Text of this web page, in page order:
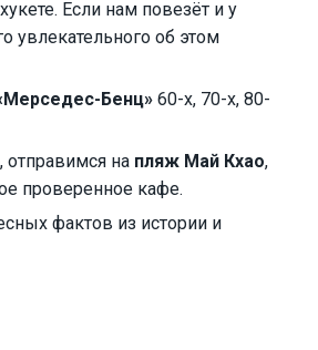
Если нам повезёт и у
увлекательного об этом
Бенц» 60-х, 70-х, 80-
на пляж Май Кхао,
проверенное кафе.
фактов из истории и